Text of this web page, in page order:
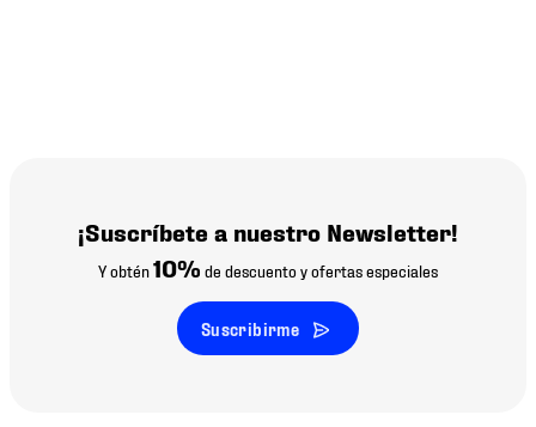
¡Suscríbete a nuestro Newsletter!
Y obtén10% de descuento y ofertas especiales
Suscribirme